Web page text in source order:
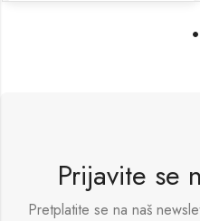
Prijavite se
Pretplatite se na naš